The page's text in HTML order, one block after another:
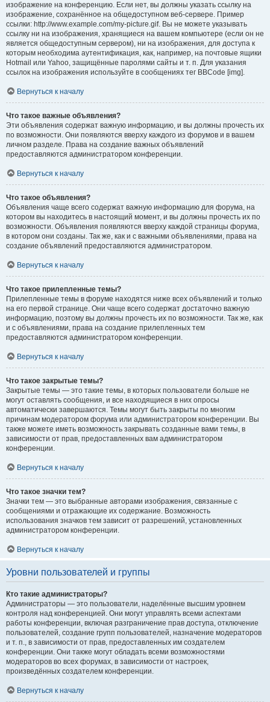
изображение на конференцию. Если нет, вы должны указать ссылку на
изображение, сохранённое на общедоступном веб-сервере. Пример
ссылки: http://www.example.com/my-picture.gif. Вы не можете указывать
ссылку ни на изображения, хранящиеся на вашем компьютере (если он не
является общедоступным сервером), ни на изображения, для доступа к
которым необходима аутентификация, как, например, на почтовые ящики
Hotmail или Yahoo, защищённые паролями сайты и т. п. Для указания
ссылок на изображения используйте в сообщениях тег BBCode [img].
Вернуться к началу
Что такое важные объявления?
Эти объявления содержат важную информацию, и вы должны прочесть их
по возможности. Они появляются вверху каждого из форумов и в вашем
личном разделе. Права на создание важных объявлений
предоставляются администратором конференции.
Вернуться к началу
Что такое объявления?
Объявления чаще всего содержат важную информацию для форума, на
котором вы находитесь в настоящий момент, и вы должны прочесть их по
возможности. Объявления появляются вверху каждой страницы форума,
в котором они созданы. Так же, как и с важными объявлениями, права на
создание объявлений предоставляются администратором.
Вернуться к началу
Что такое прилепленные темы?
Прилепленные темы в форуме находятся ниже всех объявлений и только
на его первой странице. Они чаще всего содержат достаточно важную
информацию, поэтому вы должны прочесть их по возможности. Так же, как
и с объявлениями, права на создание прилепленных тем
предоставляются администратором конференции.
Вернуться к началу
Что такое закрытые темы?
Закрытые темы — это такие темы, в которых пользователи больше не
могут оставлять сообщения, и все находящиеся в них опросы
автоматически завершаются. Темы могут быть закрыты по многим
причинам модератором форума или администратором конференции. Вы
также можете иметь возможность закрывать созданные вами темы, в
зависимости от прав, предоставленных вам администратором
конференции.
Вернуться к началу
Что такое значки тем?
Значки тем — это выбранные авторами изображения, связанные с
сообщениями и отражающие их содержание. Возможность
использования значков тем зависит от разрешений, установленных
администратором конференции.
Вернуться к началу
Уровни пользователей и группы
Кто такие администраторы?
Администраторы — это пользователи, наделённые высшим уровнем
контроля над конференцией. Они могут управлять всеми аспектами
работы конференции, включая разграничение прав доступа, отключение
пользователей, создание групп пользователей, назначение модераторов
и т. п., в зависимости от прав, предоставленных им создателем
конференции. Они также могут обладать всеми возможностями
модераторов во всех форумах, в зависимости от настроек,
произведённых создателем конференции.
Вернуться к началу